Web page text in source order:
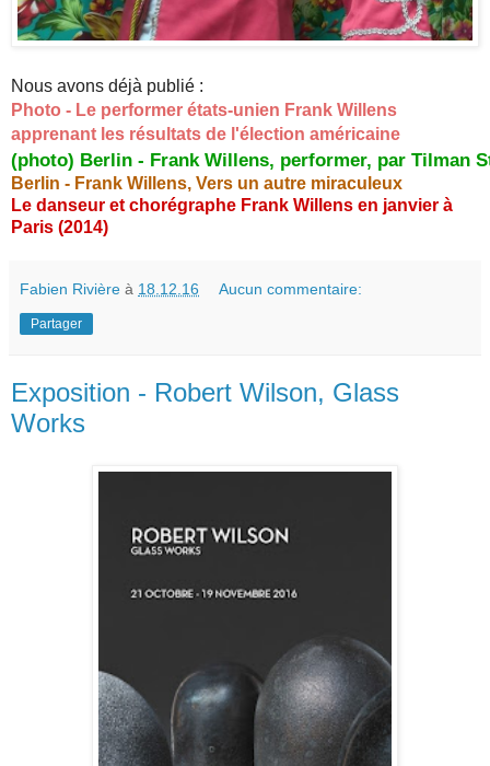
Nous avons déjà publié :
Photo - Le performer états-unien Frank Willens
apprenant les résultats de l'élection américaine
(photo) Berlin - Frank Willens, performer, par Tilman
Berlin - Frank Willens, Vers un autre miraculeux
Le danseur et chorégraphe Frank Willens en janvier à
Paris (2014)
Fabien Rivière à 18.12.16 Aucun commentaire:
Partager
Exposition - Robert Wilson, Glass
Works